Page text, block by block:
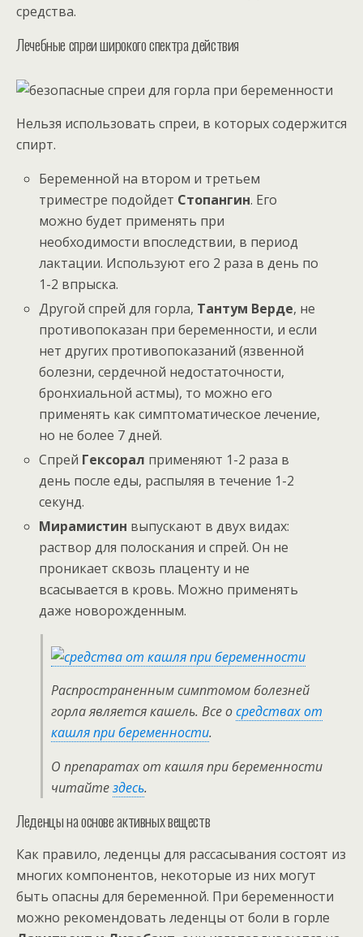
средства.
Лечебные спреи широкого спектра действия
Нельзя использовать спреи, в которых содержится
спирт.
Беременной на втором и третьем
триместре подойдет Стопангин. Его
можно будет применять при
необходимости впоследствии, в период
лактации. Используют его 2 раза в день по
1-2 впрыска.
Другой спрей для горла, Тантум Верде, не
противопоказан при беременности, и если
нет других противопоказаний (язвенной
болезни, сердечной недостаточности,
бронхиальной астмы), то можно его
применять как симптоматическое лечение,
но не более 7 дней.
Спрей Гексорал применяют 1-2 раза в
день после еды, распыляя в течение 1-2
секунд.
Мирамистин выпускают в двух видах:
раствор для полоскания и спрей. Он не
проникает сквозь плаценту и не
всасывается в кровь. Можно применять
даже новорожденным.
Распространенным симптомом болезней
горла является кашель. Все о‎средствах от
кашля при беременности.
О препаратах от кашля при беременности
читайтездесь.
Леденцы на основе активных веществ
Как правило, леденцы для рассасывания состоят из
многих компонентов, некоторые из них могут
быть опасны для беременной. При беременности
можно рекомендовать леденцы от боли в горле